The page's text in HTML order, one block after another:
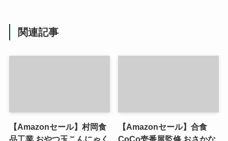
関連記事
【Amazonセール】村岡食
【Amazonセール】合食